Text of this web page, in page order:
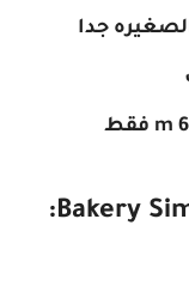
جدا